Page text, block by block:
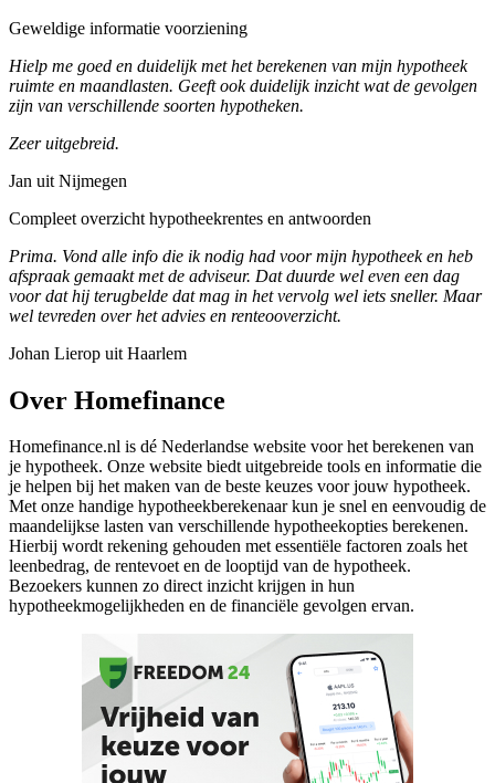
Geweldige informatie voorziening
Hielp me goed en duidelijk met het berekenen van mijn hypotheek
ruimte en maandlasten. Geeft ook duidelijk inzicht wat de gevolgen
zijn van verschillende soorten hypotheken.
Zeer uitgebreid.
Jan uit Nijmegen
Compleet overzicht hypotheekrentes en antwoorden
Prima. Vond alle info die ik nodig had voor mijn hypotheek en heb
afspraak gemaakt met de adviseur. Dat duurde wel even een dag
voor dat hij terugbelde dat mag in het vervolg wel iets sneller. Maar
wel tevreden over het advies en renteooverzicht.
Johan Lierop uit Haarlem
Over Homefinance
Homefinance.nl is dé Nederlandse website voor het berekenen van
je hypotheek. Onze website biedt uitgebreide tools en informatie die
je helpen bij het maken van de beste keuzes voor jouw hypotheek.
Met onze handige hypotheekberekenaar kun je snel en eenvoudig de
maandelijkse lasten van verschillende hypotheekopties berekenen.
Hierbij wordt rekening gehouden met essentiële factoren zoals het
leenbedrag, de rentevoet en de looptijd van de hypotheek.
Bezoekers kunnen zo direct inzicht krijgen in hun
hypotheekmogelijkheden en de financiële gevolgen ervan.